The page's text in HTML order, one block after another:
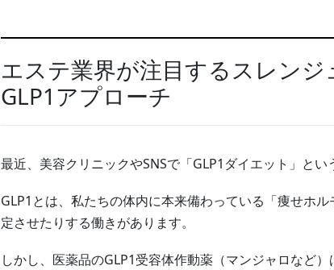
エステ業界が注目するスレン
GLP1アプローチ
最近、美容クリニックやSNSで「GLP1ダイエット」とい
GLP1とは、私たちの体内に本来備わっている「痩せホ
定させたりする働きがあります。
しかし、医薬品のGLP1受容体作動薬（マンジャロなど